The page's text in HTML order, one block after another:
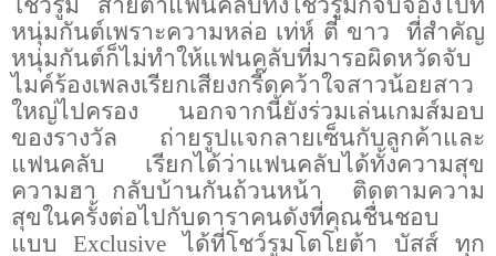
โชว์รูม สายตาแฟนคลับทั้งโชว์รูมก็จับจ้องไปที่
หนุ่มกันต์เพราะความหล่อ เท่ห์ ตี๋ ขาว ที่สำคัญ
หนุ่มกันต์ก็ไม่ทำให้แฟนคลับที่มารอผิดหวัดจับ
ไมค์ร้องเพลงเรียกเสียงกรี๊ดคว้าใจสาวน้อยสาว
ใหญ่ไปครอง นอกจากนี้ยังร่วมเล่นเกมส์มอบ
ของรางวัล ถ่ายรูปแจกลายเซ็นกับลูกค้าและ
แฟนคลับ เรียกได้ว่าแฟนคลับได้ทั้งความสุข
ความฮา กลับบ้านกันถ้วนหน้า ติดตามความ
สุขในครั้งต่อไปกับดาราคนดังที่คุณชื่นชอบ
แบบ
Exclusiveได้ที่โชว์รูมโตโยต้า บัสส์ ทุก